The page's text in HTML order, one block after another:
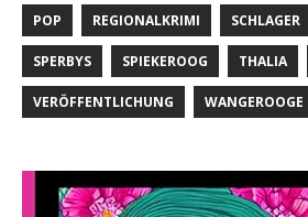
POP REGIONALKRIMI SCHLAGER
SPERBYS SPIEKEROOG THALIA
VERÖFFENTLICHUNG WANGEROOGE